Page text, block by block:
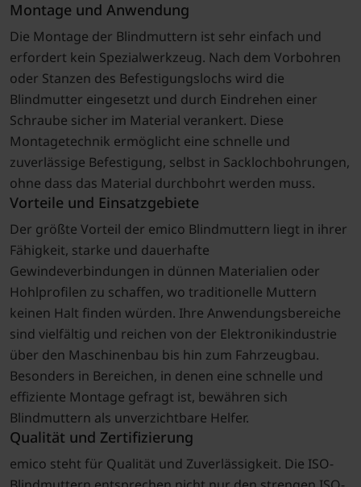
Montage und Anwendung
Die Montage der Blindmuttern ist sehr einfach und
erfordert kein Spezialwerkzeug. Nach dem Vorbohren
oder Stanzen des Befestigungslochs wird die
Blindmutter eingesetzt und durch Eindrehen einer
Schraube sicher im Material verankert. Diese
Montagetechnik ermöglicht eine schnelle und
zuverlässige Befestigung, selbst in Sacklochbohrungen,
ohne dass das Material durchbohrt werden muss.
Vorteile und Einsatzgebiete
Der größte Vorteil der emico Blindmuttern liegt in ihrer
Fähigkeit, starke und dauerhafte
Gewindeverbindungen in dünnen Materialien oder
Hohlprofilen zu schaffen, wo traditionelle Muttern
keinen Halt finden würden. Ihre Anwendungsbereiche
sind vielfältig und reichen von der Elektronikindustrie
über den Maschinenbau bis hin zum Fahrzeugbau.
Besonders in Bereichen, in denen eine schnelle und
effiziente Montage gefragt ist, bewähren sich
Blindmuttern als unverzichtbare Helfer.
Qualität und Zertifizierung
emico steht für Qualität und Zuverlässigkeit. Die ISO-